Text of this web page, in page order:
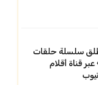
سلسلة حلقات
قناة أقلام